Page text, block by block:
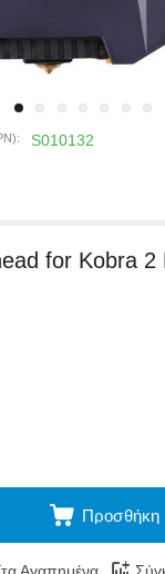
S010132
for Kobra 2
Προσθήκη